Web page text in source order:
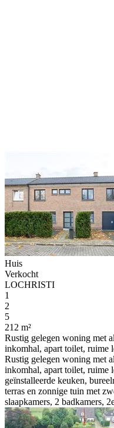
Huis
Verkocht
LOCHRISTI
1
2
5
212 m²
Rustig gelegen woning met
inkomhal, apart toilet, ruime
Rustig gelegen woning met
inkomhal, apart toilet, ruime
geïnstalleerde keuken,
terras en zonnige tuin met
slaapkamers, 2 badkamers,